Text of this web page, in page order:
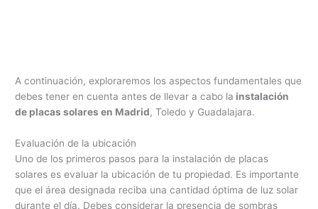
A continuación, exploraremos los aspectos fundamentales que
debes tener en cuenta antes de llevar a cabo la instalación
de placas solares en Madrid, Toledo y Guadalajara.
Evaluación de la ubicación
Uno de los primeros pasos para la instalación de placas
solares es evaluar la ubicación de tu propiedad. Es importante
que el área designada reciba una cantidad óptima de luz solar
durante el día. Debes considerar la presencia de sombras